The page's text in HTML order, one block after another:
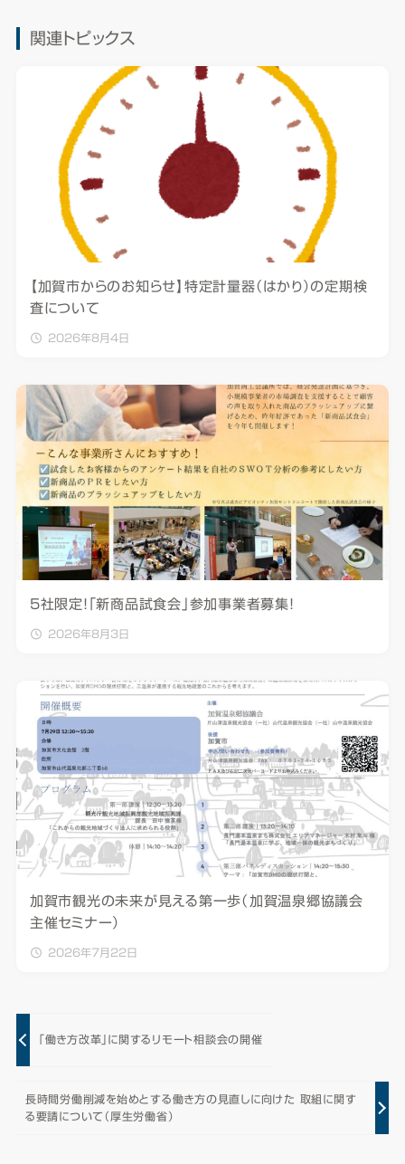
関連トピックス
【加賀市からのお知らせ】特定計量器（はかり）の定期検
査について
2026年8月4日
5社限定！「新商品試食会」参加事業者募集！
2026年8月3日
加賀市観光の未来が見える第一歩（加賀温泉郷協議会
主催セミナー）
2026年7月22日
「働き方改革」に関するリモート相談会の開催
長時間労働削減を始めとする働き方の見直しに向けた 取組に関す
る要請について（厚生労働省）